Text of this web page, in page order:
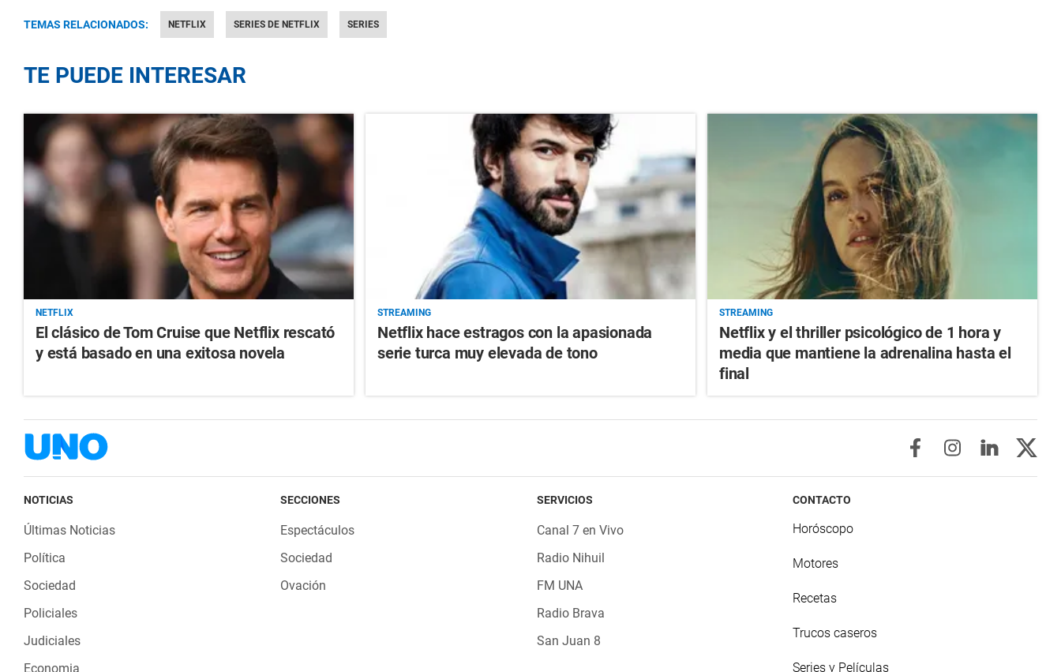
TEMAS RELACIONADOS: NETFLIX SERIES DE NETFLIX SERIES
TE PUEDE INTERESAR
NETFLIX
El clásico de Tom Cruise que Netflix rescató
y está basado en una exitosa novela
STREAMING
Netflix hace estragos con la apasionada
serie turca muy elevada de tono
STREAMING
Netflix y el thriller psicológico de 1 hora y
media que mantiene la adrenalina hasta el
final
NOTICIAS
Últimas Noticias
Política
Sociedad
Policiales
Judiciales
Economia
SECCIONES
Espectáculos
Sociedad
Ovación
SERVICIOS
Canal 7 en Vivo
Radio Nihuil
FM UNA
Radio Brava
San Juan 8
CONTACTO
Horóscopo
Motores
Recetas
Trucos caseros
Series y Películas